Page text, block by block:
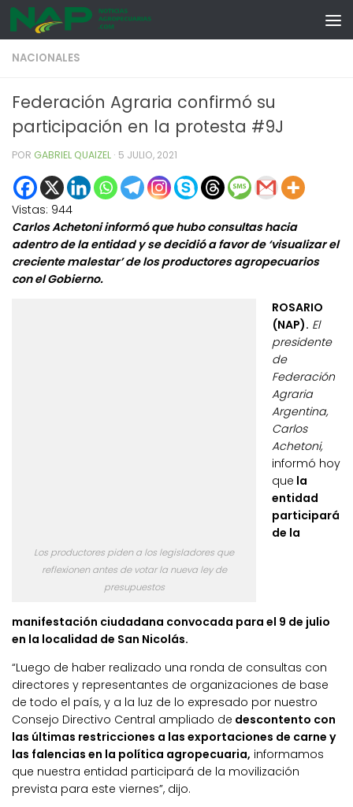
Skip to content
NACIONALES
Federación Agraria confirmó su
participación en la protesta #9J
POR GABRIEL QUAIZEL · 5 JULIO, 2021
Vistas: 944
Carlos Achetoni informó que hubo consultas hacia
adentro de la entidad y se decidió a favor de ‘visualizar el
creciente malestar’ de los productores agropecuarios
con el Gobierno.
Los productores piden a los legisladores que
reflexionen antes de votar la nueva ley de
presupuestos
ROSARIO
(NAP). El
presidente
de
Federación
Agraria
Argentina,
Carlos
Achetoni,
informó hoy
que la
entidad
participará
de la
manifestación ciudadana convocada para el 9 de julio
en la localidad de San Nicolás.
“Luego de haber realizado una ronda de consultas con
directores y representantes de organizaciones de base
de todo el país, y a la luz de lo expresado por nuestro
Consejo Directivo Central ampliado de descontento con
las últimas restricciones a las exportaciones de carne y
las falencias en la política agropecuaria, informamos
que nuestra entidad participará de la movilización
prevista para este viernes”, dijo.